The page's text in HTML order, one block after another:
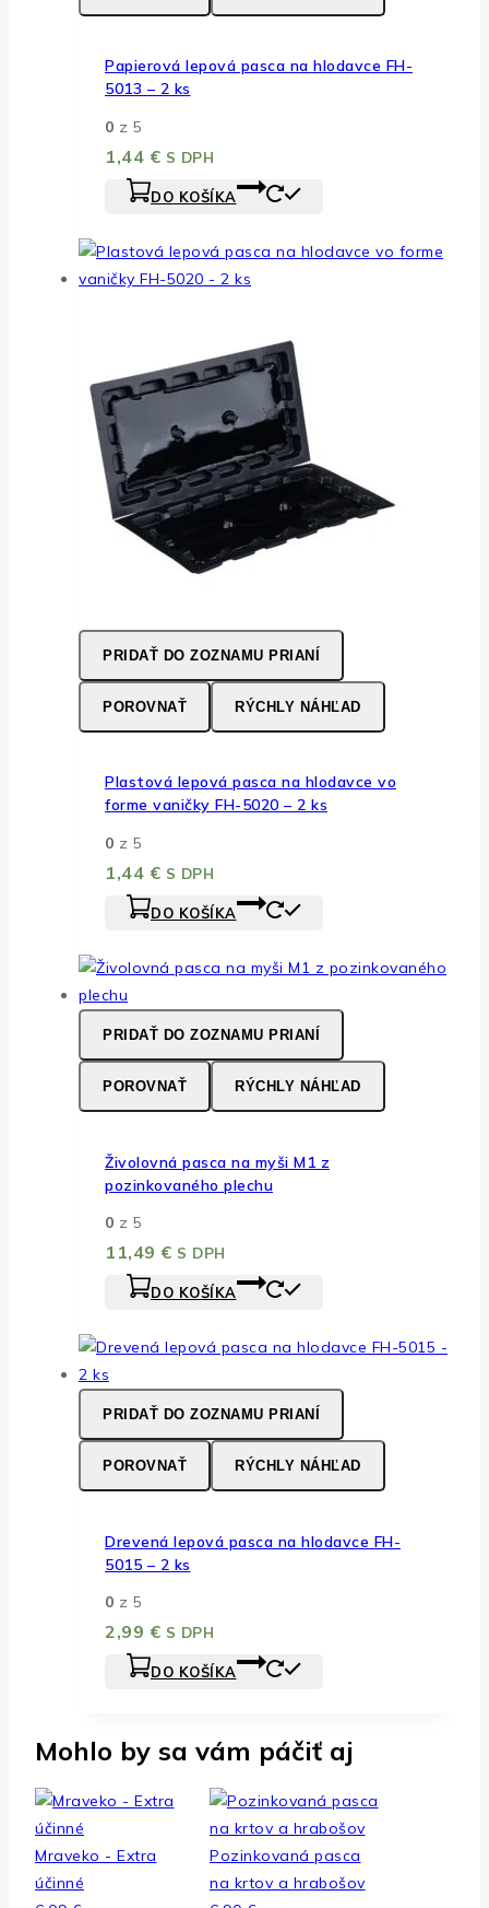
Papierová lepová pasca na hlodavce FH-
5013 – 2 ks
0 z 5
1,44 € S DPH
DO KOŠÍKA
PRIDAŤ DO ZOZNAMU PRIANÍ
POROVNAŤ RÝCHLY NÁHĽAD
Plastová lepová pasca na hlodavce vo
forme vaničky FH-5020 – 2 ks
0 z 5
1,44 € S DPH
DO KOŠÍKA
PRIDAŤ DO ZOZNAMU PRIANÍ
POROVNAŤ RÝCHLY NÁHĽAD
Živolovná pasca na myši M1 z
pozinkovaného plechu
0 z 5
11,49 € S DPH
DO KOŠÍKA
PRIDAŤ DO ZOZNAMU PRIANÍ
POROVNAŤ RÝCHLY NÁHĽAD
Drevená lepová pasca na hlodavce FH-
5015 – 2 ks
0 z 5
2,99 € S DPH
DO KOŠÍKA
Mohlo by sa vám páčiť aj
Mraveko - Extra
účinné
Pozinkovaná pasca
na krtov a hrabošov